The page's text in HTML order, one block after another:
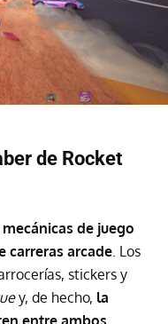
de Rocket
de juego
carreras arcade . Los
stickers y
y, de hecho, la
entre ambos